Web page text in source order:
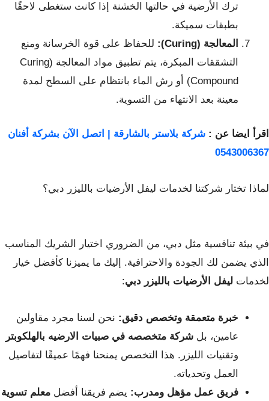
ترك الأرضية في حالتها الخشنة إذا كانت ستغطى لاحقًا
بطبقات سميكة.
المعالجة (Curing):
للحفاظ على قوة الخرسانة ومنع
التشققات المبكرة، يتم تطبيق مواد المعالجة (Curing
Compound) أو رش الماء بانتظام على السطح لمدة
معينة بعد الانتهاء من التسوية.
اقرأ ايضا عن : شركة بلاستر بالشارقة | اتصل الآن بشركة أفنان
0543006367
لماذا تختار شركتنا لخدمات ليفل الأرضيات بالليزر دبي؟
في بيئة تنافسية مثل دبي، من الضروري اختيار الشريك المناسب
الذي يضمن لك الجودة والاحترافية. إليك ما يميزنا كأفضل خيار
لخدمات ليفل الأرضيات بالليزر دبي:
خبرة متعمقة وتخصص دقيق: نحن لسنا مجرد مقاولين
عامين، بل شركة متخصصه في صبيات الارضيه بالهلكوبتر
وتقنيات الليزر. هذا التخصص يمنحنا فهمًا عميقًا لتفاصيل
العمل وتحدياته.
فريق عمل مؤهل ومدرب: يضم فريقنا أفضل معلم تسوية